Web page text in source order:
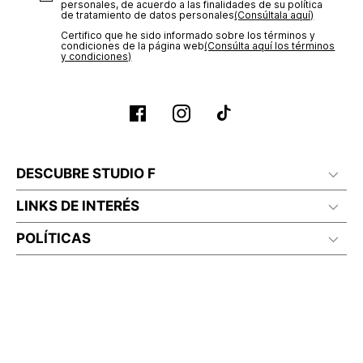
personales, de acuerdo a las finalidades de su política
de tratamiento de datos personales‎(Consúltala aquí)
Certifico que he sido informado sobre los términos y
condiciones de la página web‎(Consúlta aquí los términos
y condiciones)
DESCUBRE STUDIO F
LINKS DE INTERÉS
POLÍTICAS